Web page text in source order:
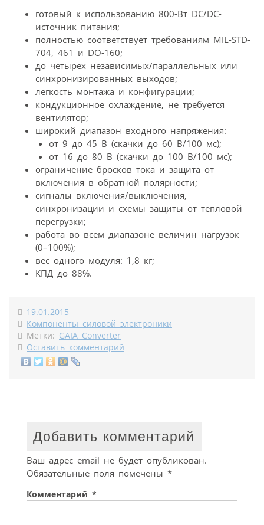
готовый к использованию 800-Вт DC/DC-
источник питания;
полностью соответствует требованиям MIL-STD-
704, 461 и DO-160;
до четырех независимых/параллельных или
синхронизированных выходов;
легкость монтажа и конфигурации;
кондукционное охлаждение, не требуется
вентилятор;
широкий диапазон входного напряжения:
от 9 до 45 В (скачки до 60 В/100 мс);
от 16 до 80 В (скачки до 100 В/100 мс);
ограничение бросков тока и защита от
включения в обратной полярности;
сигналы включения/выключения,
синхронизации и схемы защиты от тепловой
перегрузки;
работа во всем диапазоне величин нагрузок
(0–100%);
вес одного модуля: 1,8 кг;
КПД до 88%.
19.01.2015
Компоненты силовой электроники
Метки: GAIA Converter
Оставить комментарий
Добавить комментарий
Ваш адрес email не будет опубликован.
Обязательные поля помечены *
Комментарий *